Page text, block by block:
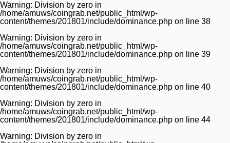
Warning: Division by zero in
/home/amuws/coingrab.net/public_html/wp-
content/themes/201801/include/dominance.php on line 38
Warning: Division by zero in
/home/amuws/coingrab.net/public_html/wp-
content/themes/201801/include/dominance.php on line 39
Warning: Division by zero in
/home/amuws/coingrab.net/public_html/wp-
content/themes/201801/include/dominance.php on line 40
Warning: Division by zero in
/home/amuws/coingrab.net/public_html/wp-
content/themes/201801/include/dominance.php on line 44
Warning: Division by zero in